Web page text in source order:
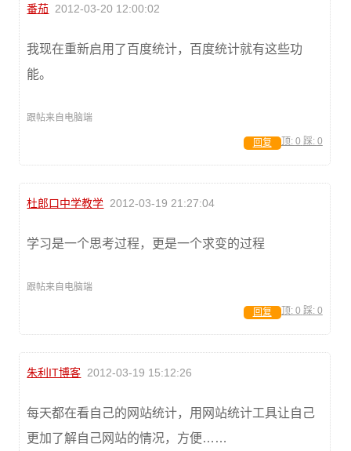
番茄 2012-03-20 12:00:02
我现在重新启用了百度统计，百度统计就有这些功
能。
跟帖来自电脑端
顶: 0 踩: 0
回复
杜郎口中学教学 2012-03-19 21:27:04
学习是一个思考过程，更是一个求变的过程
跟帖来自电脑端
顶: 0 踩: 0
回复
朱利IT博客 2012-03-19 15:12:26
每天都在看自己的网站统计，用网站统计工具让自己
更加了解自己网站的情况，方便……